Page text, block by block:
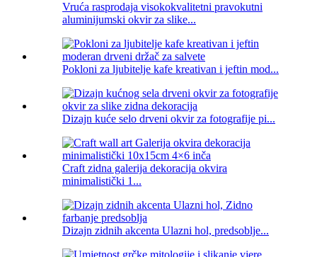
Vruća rasprodaja visokokvalitetni pravokutni
aluminijumski okvir za slike...
Pokloni za ljubitelje kafe kreativan i jeftin mod...
Dizajn kuće selo drveni okvir za fotografije pi...
Craft zidna galerija dekoracija okvira
minimalistički 1...
Dizajn zidnih akcenta Ulazni hol, predsoblje...